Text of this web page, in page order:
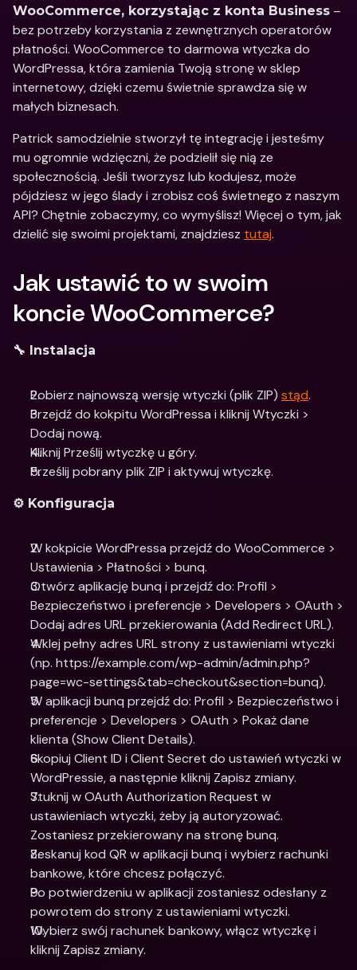
WooCommerce, korzystając z konta Business –
bez potrzeby korzystania z zewnętrznych operatorów
płatności. WooCommerce to darmowa wtyczka do
WordPressa, która zamienia Twoją stronę w sklep
internetowy, dzięki czemu świetnie sprawdza się w
małych biznesach.
Patrick samodzielnie stworzył tę integrację i jesteśmy
mu ogromnie wdzięczni, że podzielił się nią ze
społecznością. Jeśli tworzysz lub kodujesz, może
pójdziesz w jego ślady i zrobisz coś świetnego z naszym
API? Chętnie zobaczymy, co wymyślisz! Więcej o tym, jak
dzielić się swoimi projektami, znajdziesz tutaj.
Jak ustawić to w swoim
koncie WooCommerce?
🔧 Instalacja
Pobierz najnowszą wersję wtyczki (plik ZIP) stąd.
Przejdź do kokpitu WordPressa i kliknij Wtyczki >
Dodaj nową.
Kliknij Prześlij wtyczkę u góry.
Prześlij pobrany plik ZIP i aktywuj wtyczkę.
⚙️ Konfiguracja
W kokpicie WordPressa przejdź do WooCommerce >
Ustawienia > Płatności > bunq.
Otwórz aplikację bunq i przejdź do: Profil >
Bezpieczeństwo i preferencje > Developers > OAuth >
Dodaj adres URL przekierowania (Add Redirect URL).
Wklej pełny adres URL strony z ustawieniami wtyczki
(np. https://example.com/wp-admin/admin.php?
page=wc-settings&tab=checkout&section=bunq).
W aplikacji bunq przejdź do: Profil > Bezpieczeństwo i
preferencje > Developers > OAuth > Pokaż dane
klienta (Show Client Details).
Skopiuj Client ID i Client Secret do ustawień wtyczki w
WordPressie, a następnie kliknij Zapisz zmiany.
Stuknij w OAuth Authorization Request w
ustawieniach wtyczki, żeby ją autoryzować.
Zostaniesz przekierowany na stronę bunq.
Zeskanuj kod QR w aplikacji bunq i wybierz rachunki
bankowe, które chcesz połączyć.
Po potwierdzeniu w aplikacji zostaniesz odesłany z
powrotem do strony z ustawieniami wtyczki.
Wybierz swój rachunek bankowy, włącz wtyczkę i
kliknij Zapisz zmiany.